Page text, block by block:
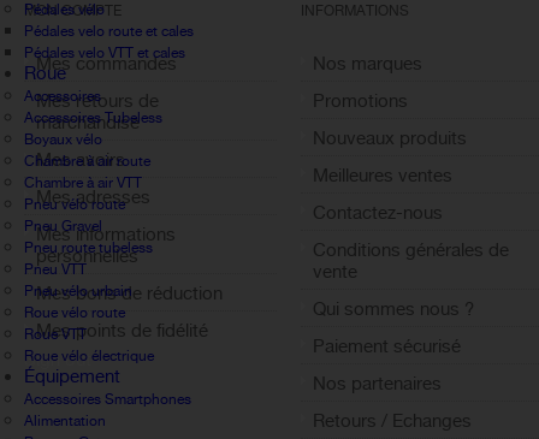
Pédales vélo
Pédales velo route et cales
Pédales velo VTT et cales
Roue
Accessoires
Accessoires Tubeless
Boyaux vélo
Chambre à air route
Chambre à air VTT
Pneu vélo route
Pneu Gravel
Pneu route tubeless
Pneu VTT
Pneu vélo urbain
Roue vélo route
Roue VTT
Roue vélo électrique
Équipement
Accessoires Smartphones
Alimentation
MON COMPTE
Mes commandes
Mes retours de
marchandise
Mes avoirs
Mes adresses
Mes informations
personnelles
Mes bons de réduction
Mes points de fidélité
Sign out
INFORMATIONS
Nos marques
Promotions
Nouveaux produits
Meilleures ventes
Contactez-nous
Conditions générales de
vente
Qui sommes nous ?
Paiement sécurisé
Nos partenaires
Retours / Echanges